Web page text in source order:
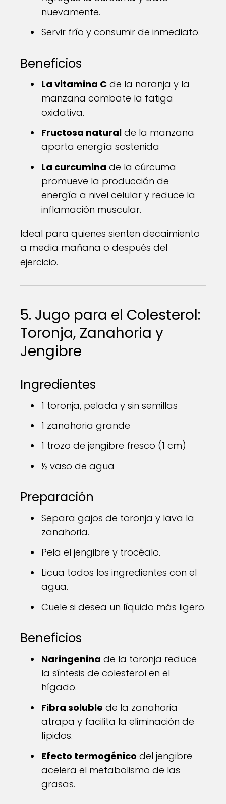
nuevamente.
Servir frío y consumir de inmediato.
Beneficios
La vitamina C de la naranja y la
manzana combate la fatiga
oxidativa.
Fructosa natural de la manzana
aporta energía sostenida
La curcumina de la cúrcuma
promueve la producción de
energía a nivel celular y reduce la
inflamación muscular.
Ideal para quienes sienten decaimiento
a media mañana o después del
ejercicio.
5. Jugo para el Colesterol:
Toronja, Zanahoria y
Jengibre
Ingredientes
1 toronja, pelada y sin semillas
1 zanahoria grande
1 trozo de jengibre fresco (1 cm)
½ vaso de agua
Preparación
Separa gajos de toronja y lava la
zanahoria.
Pela el jengibre y trocéalo.
Licua todos los ingredientes con el
agua.
Cuele si desea un líquido más ligero.
Beneficios
Naringenina de la toronja reduce
la síntesis de colesterol en el
hígado.
Fibra soluble de la zanahoria
atrapa y facilita la eliminación de
lípidos.
Efecto termogénico del jengibre
acelera el metabolismo de las
grasas.